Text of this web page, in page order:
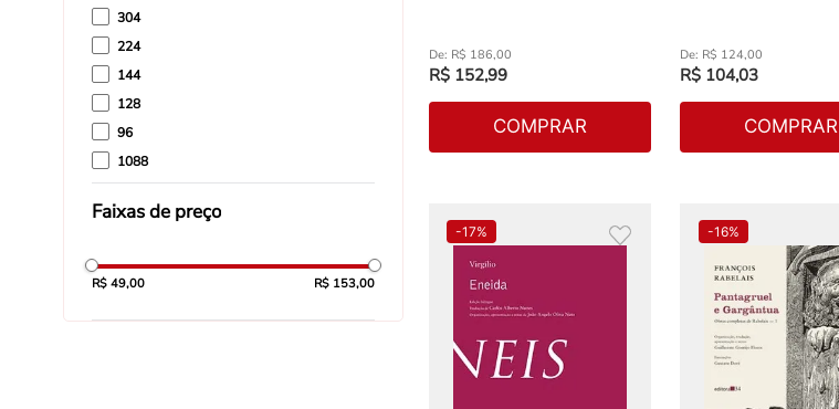
304
224
144
128
96
1088
1040
Faixas de preço
R$ 49,00 R$ 153,00
R$ 186,00
R$ 152,99
COMPRAR
R$ 124,00
R$ 104,03
COMPRAR
-17% -16%